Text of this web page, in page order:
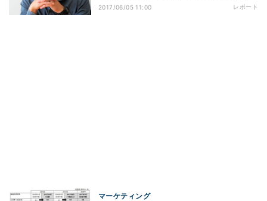
2017/06/05 11:00 レポート
マーケティング